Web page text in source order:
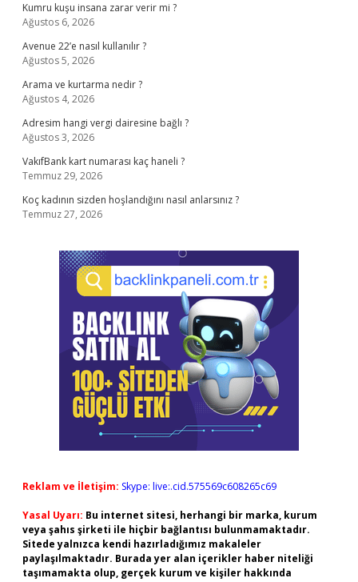
Kumru kuşu insana zarar verir mi ?
Ağustos 6, 2026
Avenue 22’e nasıl kullanılır ?
Ağustos 5, 2026
Arama ve kurtarma nedir ?
Ağustos 4, 2026
Adresim hangi vergi dairesine bağlı ?
Ağustos 3, 2026
VakıfBank kart numarası kaç haneli ?
Temmuz 29, 2026
Koç kadının sizden hoşlandığını nasıl anlarsınız ?
Temmuz 27, 2026
Reklam ve İletişim: Skype: live:.cid.575569c608265c69
Yasal Uyarı: Bu internet sitesi, herhangi bir marka, kurum
veya şahıs şirketi ile hiçbir bağlantısı bulunmamaktadır.
Sitede yalnızca kendi hazırladığımız makaleler
paylaşılmaktadır. Burada yer alan içerikler haber niteliği
taşımamakta olup, gerçek kurum ve kişiler hakkında